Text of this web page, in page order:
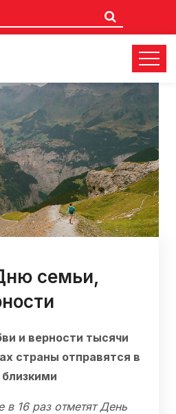
семьи,
и верности тысячи
страны отправятся в
в 16 раз отметят День